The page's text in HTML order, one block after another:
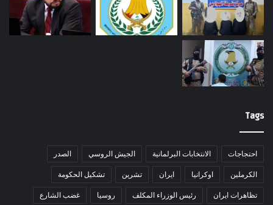
Tags
احتجاجات الانتخابات البرلمانية الجيش الروسي الصدر
الكرملين اوكرانيا ايران تشرين تشكيل الحكومة
تظاهرات ايران رئيس الوزراء المكلف روسيا غضب الشارع